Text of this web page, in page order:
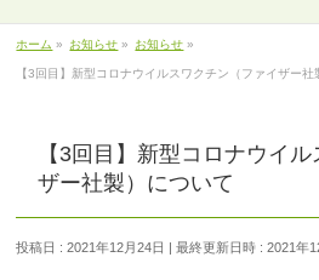
ホーム » お知らせ » お知らせ »
【3回目】新型コロナウイルスワクチン（ファイザー社
【3回目】新型コロナウイ
ザー社製）について
投稿日 : 2021年12月24日 最終更新日時 : 2021年